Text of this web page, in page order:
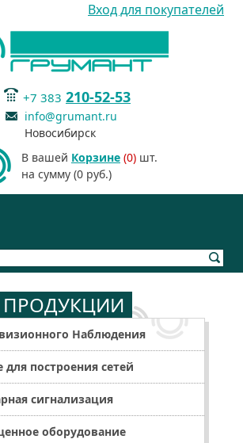
Вход для покупателей
+7 383 210-52-53
info@grumant.ru
Новосибирск
В вашей Корзине (0) шт.
на сумму (0 руб.)
ПРОДУКЦИИ
Наблюдения
построения сетей
сигнализация
оборудование